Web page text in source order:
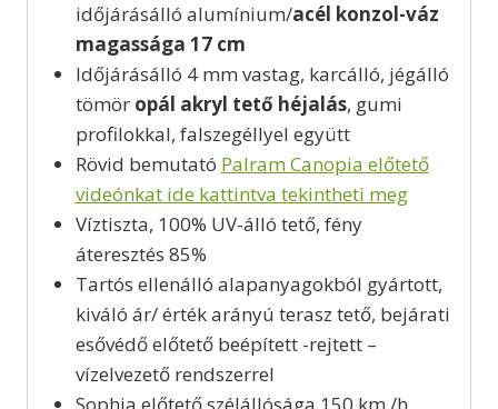
időjárásálló alumínium/acél konzol-váz
magassága 17 cm
Időjárásálló 4 mm vastag, karcálló, jégálló
tömör opál akryl tető héjalás, gumi
profilokkal, falszegéllyel együtt
Rövid bemutató Palram Canopia előtető
videónkat ide kattintva tekintheti meg
Víztiszta, 100% UV-álló tető, fény
áteresztés 85%
Tartós ellenálló alapanyagokból gyártott,
kiváló ár/ érték arányú terasz tető, bejárati
esővédő előtető beépített -rejtett –
vízelvezető rendszerrel